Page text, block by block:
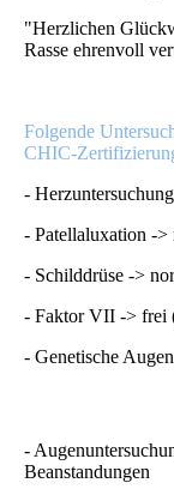
"Herzlichen
Rasse ehrenvoll
Folgende
CHIC-
-
- Patellaluxation -
- Schilddrüse ->
- Faktor VII -> frei
- Genetische
-
Beanstandungen